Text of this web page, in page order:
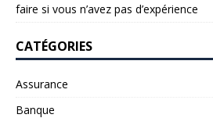
faire si vous n’avez pas d’expérience
CATÉGORIES
Assurance
Banque